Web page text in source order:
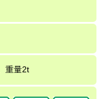
重量2t